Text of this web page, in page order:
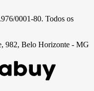
0001-80. Todos os
982, Belo Horizonte - MG